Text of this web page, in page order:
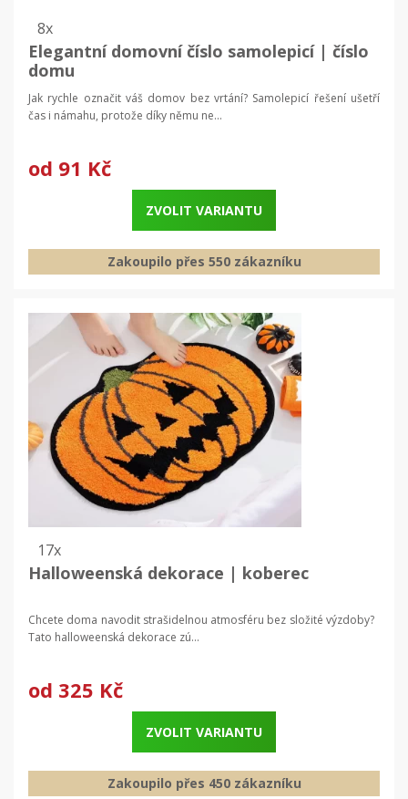
8x
Elegantní domovní číslo samolepicí | číslo
domu
Jak rychle označit váš domov bez vrtání? Samolepicí řešení ušetří
čas i námahu, protože díky němu ne...
od 91 Kč
ZVOLIT VARIANTU
Zakoupilo přes 550 zákazníku
17x
Halloweenská dekorace | koberec
Chcete doma navodit strašidelnou atmosféru bez složité výzdoby?
Tato halloweenská dekorace zú...
od 325 Kč
ZVOLIT VARIANTU
Zakoupilo přes 450 zákazníku